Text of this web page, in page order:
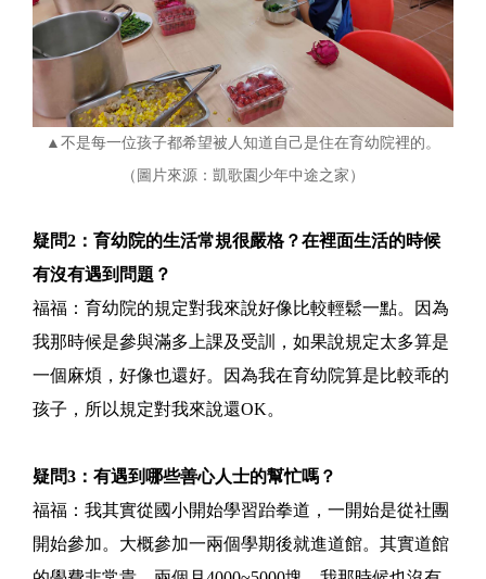
▲不是每一位孩子都希望被人知道自己是住在育幼院裡的。
（圖片來源：凱歌園少年中途之家）
疑問2：育幼院的生活常規很嚴格？在裡面生活的時候
有沒有遇到問題？
福福：育幼院的規定對我來說好像比較輕鬆一點。因為
我那時候是參與滿多上課及受訓，如果說規定太多算是
一個麻煩，好像也還好。因為我在育幼院算是比較乖的
孩子，所以規定對我來說還OK。
疑問3：有遇到哪些善心人士的幫忙嗎？
福福：我其實從國小開始學習跆拳道，一開始是從社團
開始參加。大概參加一兩個學期後就進道館。其實道館